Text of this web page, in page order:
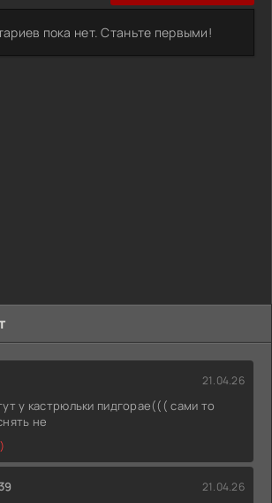
21.04.26
у кастрюльки пидгорае((( сами то
не
21.04.26
пока нет. Станьте первыми!